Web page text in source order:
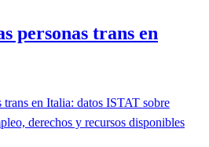
personas trans en
trans en Italia: datos ISTAT sobre
derechos y recursos disponibles